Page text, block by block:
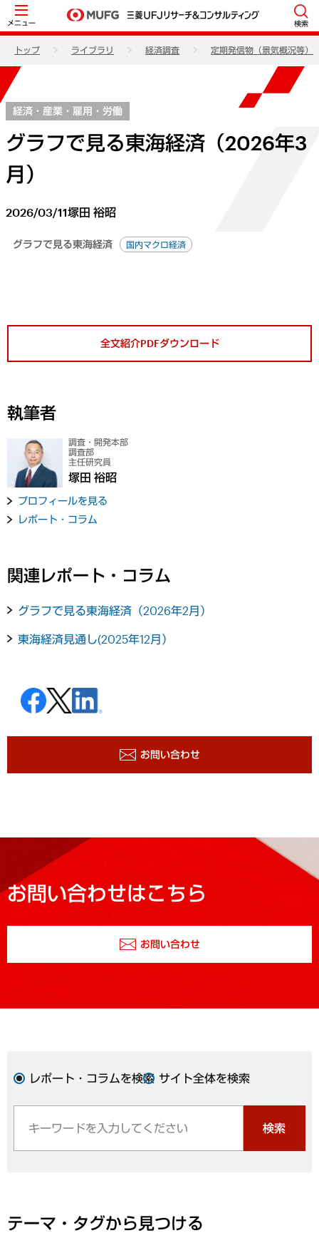
メニュー 検索
トップ ライブラリ 経済調査 定期発信物（景気概況等）
経済・産業・雇用・労働
グラフで見る東海経済（2026年3
月）
2026/03/11塚田 裕昭
グラフで見る東海経済 国内マクロ経済
全文紹介PDFダウンロード
執筆者
調査・開発本部
調査部
主任研究員
塚田 裕昭
プロフィールを見る
レポート・コラム
関連レポート・コラム
グラフで見る東海経済（2026年2月）
東海経済見通し(2025年12月）
お問い合わせ
お問い合わせはこちら
お問い合わせ
レポート・コラムを検索 サイト全体を検索
検索
テーマ・タグから見つける